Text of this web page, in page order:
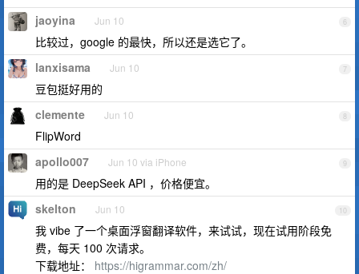
6
jaoyina Jun 10
比较过，google 的最快，所以还是选它了。
7
lanxisama Jun 10
豆包挺好用的
8
clemente Jun 10
FlipWord
9
apollo007 Jun 10 via iPhone
用的是 DeepSeek API ，价格便宜。
10
skelton Jun 10
我 vibe 了一个桌面浮窗翻译软件，来试试，现在试用阶段免
费，每天 100 次请求。
下载地址： https://higrammar.com/zh/